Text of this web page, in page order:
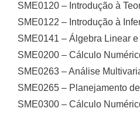
SME0120 – Introdução à
SME0122 – Introdução à
SME0141 – Álgebra Linear
SME0200 – Cálculo
SME0263 – Análise
SME0265 – Planejamento
SME0300 – Cálculo